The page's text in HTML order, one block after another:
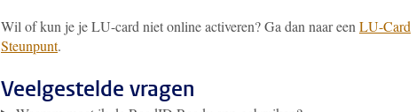
Wil of kun je je LU-card niet online activeren? Ga dan naar een LU-Card
Steunpunt.
Veelgestelde vragen